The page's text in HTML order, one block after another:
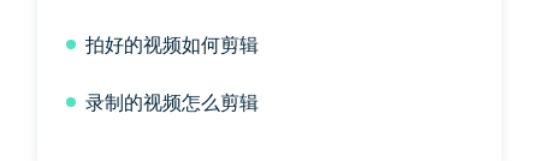
拍好的视频如何剪辑
录制的视频怎么剪辑